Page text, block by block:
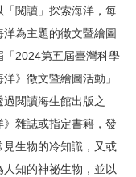
「閱讀」探索海洋，每
洋為主題的徵文暨繪圖
「2024第五屆臺灣科學
》徵文暨繪圖活動」
過閱讀海生館出版之
》雜誌或指定書籍，發
見生物的冷知識，又或
人知的神祕生物，並以